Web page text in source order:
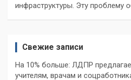
инфраструктуры. Эту проблему
Свежие записи
На 10% больше: ЛДПР
учителям, врачам и